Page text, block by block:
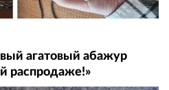
агатовый абажур
распродаже!»